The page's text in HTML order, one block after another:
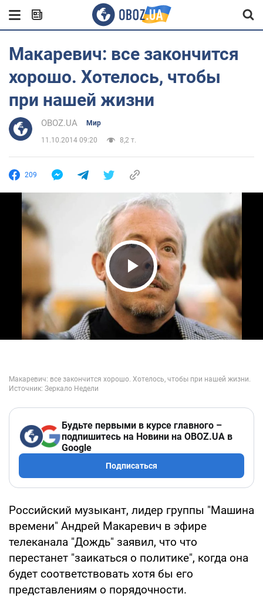
Макаревич: все закончится
хорошо. Хотелось, чтобы
при нашей жизни
OBOZ.UA Мир
11.10.2014 09:20 8,2 т.
209
Play Video
Будьте первыми в курсе главного –
подпишитесь на Новини на OBOZ.UA в
Google
Подписаться
Российский музыкант, лидер группы "Машина
времени" Андрей Макаревич в эфире
телеканала "Дождь" заявил, что что
перестанет "заикаться о политике", когда она
будет соответствовать хотя бы его
представлениям о порядочности.